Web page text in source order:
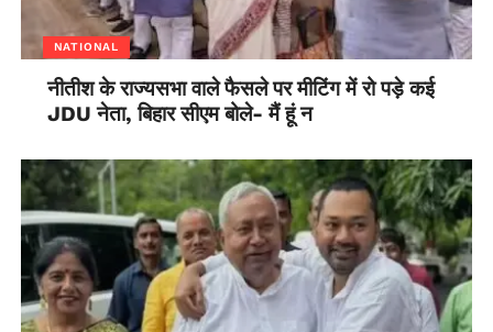
NATIONAL
नीतीश के राज्यसभा वाले फैसले पर मीटिंग में रो पड़े कई
JDU नेता, बिहार सीएम बोले- मैं हूं न